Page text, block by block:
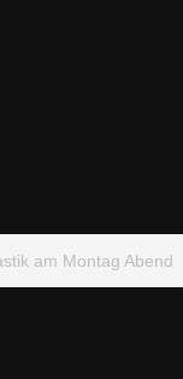
am Montag Abend